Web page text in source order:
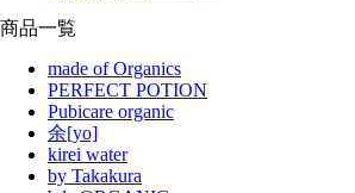
商品一覧
made of Organics
PERFECT POTION
Pubicare organic
余[yo]
kirei water
by Takakura